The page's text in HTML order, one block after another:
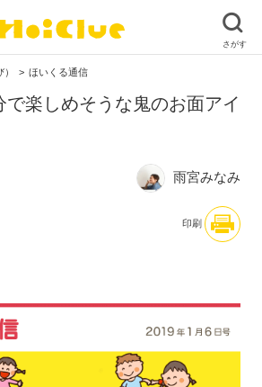
ほいくる通信
で楽しめそうな鬼のお面アイ
雨宮みなみ
印刷